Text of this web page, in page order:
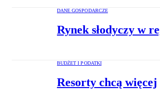
DANE GOSPODARCZE
Rynek słodyczy w
BUDŻET I PODATKI
Resorty chcą więcej